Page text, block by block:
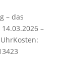
– das
–